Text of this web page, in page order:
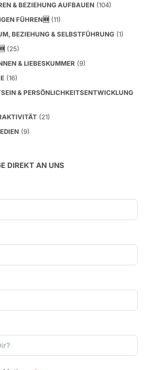
& BEZIEHUNG AUFBAUEN (104)
FÜHREN🆕 (11)
BEZIEHUNG & SELBSTFÜHRUNG (1)
(25)
& LIEBESKUMMER (9)
(16)
& PERSÖNLICHKEITSENTWICKLUNG
(21)
(9)
DIREKT AN UNS